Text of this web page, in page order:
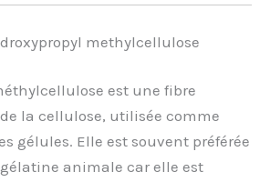
methylcellulose
est une fibre
la cellulose, utilisée comme
gélules. Elle est souvent préférée
animale car elle est